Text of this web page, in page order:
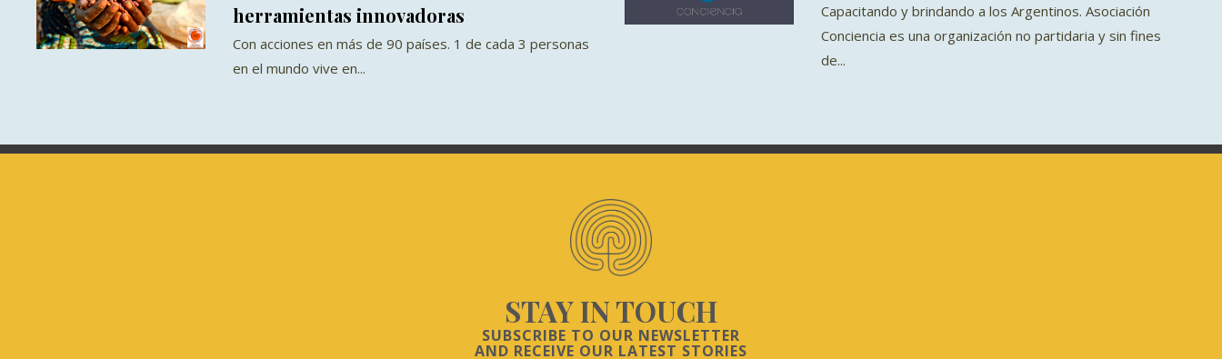
herramientas innovadoras
Con acciones en más de 90 países. 1 de cada 3 personas
en el mundo vive en...
Capacitando y brindando a los Argentinos. Asociación
Conciencia es una organización no partidaria y sin fines
de...
STAY IN TOUCH
SUBSCRIBE TO OUR NEWSLETTER
AND RECEIVE OUR LATEST STORIES